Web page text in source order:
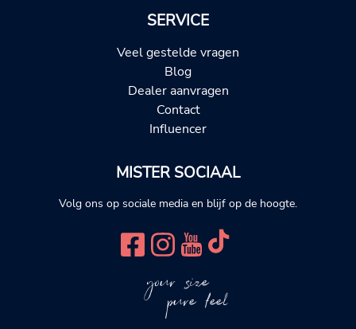
SERVICE
Veel gestelde vragen
Blog
Dealer aanvragen
Contact
Influencer
MISTER SOCIAAL
Volg ons op sociale media en blijf op de hoogte.
your size
pure feel